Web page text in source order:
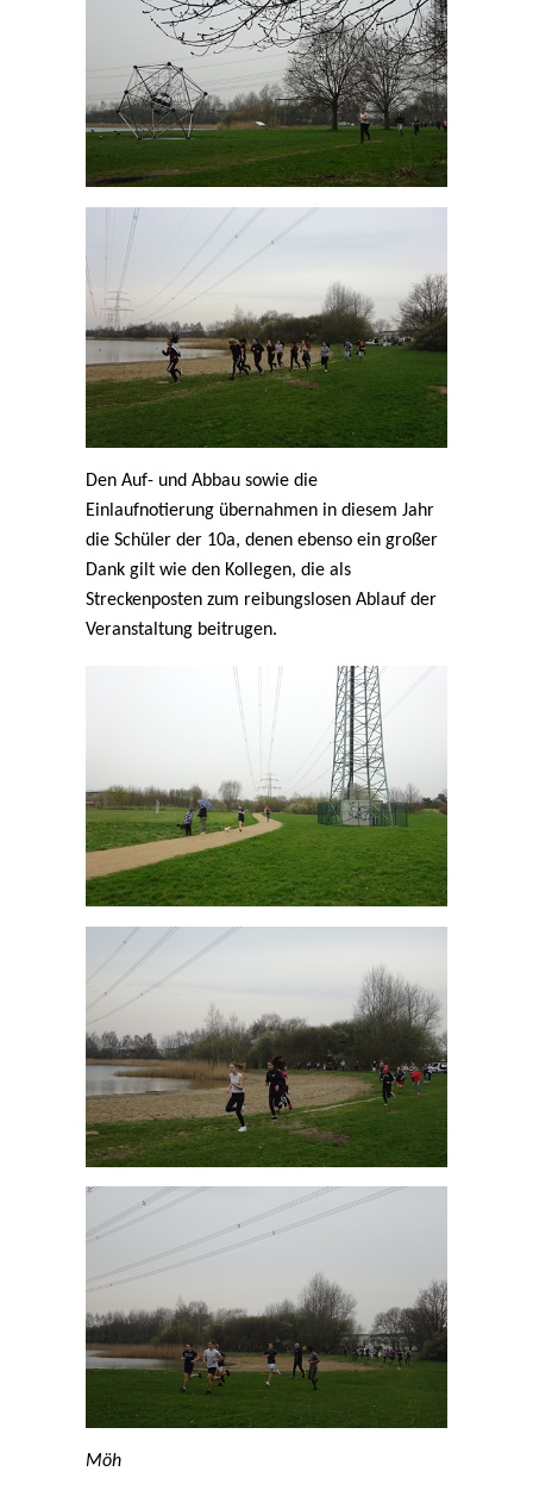
Den Auf- und Abbau sowie die
Einlaufnotierung übernahmen in diesem Jahr
die Schüler der 10a, denen ebenso ein großer
Dank gilt wie den Kollegen, die als
Streckenposten zum reibungslosen Ablauf der
Veranstaltung beitrugen.
Möh